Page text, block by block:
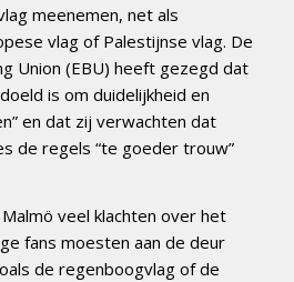
meenemen, net als
vlag of Palestijnse vlag. De
Union (EBU) heeft gezegd dat
is om duidelijkheid en
en dat zij verwachten dat
de regels “te goeder trouw”
veel klachten over het
fans moesten aan de deur
de regenboogvlag of de